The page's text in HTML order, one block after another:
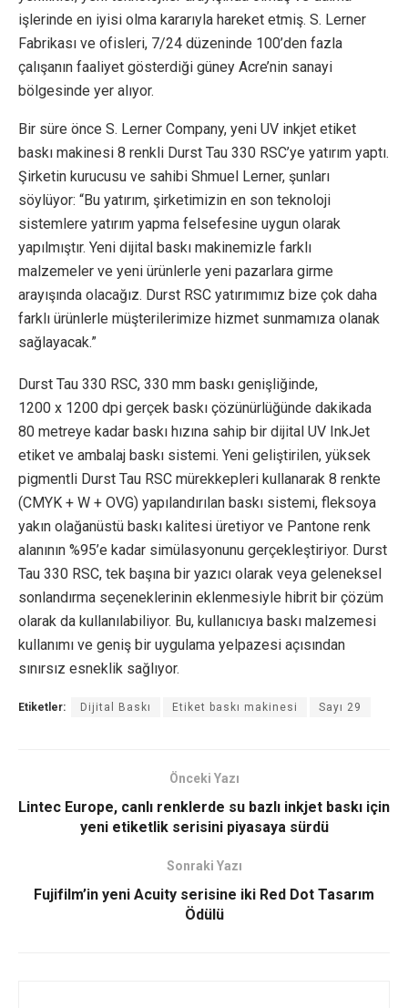
işlerinde en iyisi olma kararıyla hareket etmiş. S. Lerner
Fabrikası ve ofisleri, 7/24 düzeninde 100’den fazla
çalışanın faaliyet gösterdiği güney Acre’nin sanayi
bölgesinde yer alıyor.
Bir süre önce S. Lerner Company, yeni UV inkjet etiket
baskı makinesi 8 renkli Durst Tau 330 RSC’ye yatırım yaptı.
Şirketin kurucusu ve sahibi Shmuel Lerner, şunları
söylüyor: “Bu yatırım, şirketimizin en son teknoloji
sistemlere yatırım yapma felsefesine uygun olarak
yapılmıştır. Yeni dijital baskı makinemizle farklı
malzemeler ve yeni ürünlerle yeni pazarlara girme
arayışında olacağız. Durst RSC yatırımımız bize çok daha
farklı ürünlerle müşterilerimize hizmet sunmamıza olanak
sağlayacak.”
Durst Tau 330 RSC, 330 mm baskı genişliğinde,
1200 x 1200 dpi gerçek baskı çözünürlüğünde dakikada
80 metreye kadar baskı hızına sahip bir dijital UV InkJet
etiket ve ambalaj baskı sistemi. Yeni geliştirilen, yüksek
pigmentli Durst Tau RSC mürekkepleri kullanarak 8 renkte
(CMYK + W + OVG) yapılandırılan baskı sistemi, fleksoya
yakın olağanüstü baskı kalitesi üretiyor ve Pantone renk
alanının %95’e kadar simülasyonunu gerçekleştiriyor. Durst
Tau 330 RSC, tek başına bir yazıcı olarak veya geleneksel
sonlandırma seçeneklerinin eklenmesiyle hibrit bir çözüm
olarak da kullanılabiliyor. Bu, kullanıcıya baskı malzemesi
kullanımı ve geniş bir uygulama yelpazesi açısından
sınırsız esneklik sağlıyor.
Etiketler: Dijital Baskı Etiket baskı makinesi Sayı 29
Önceki Yazı
Lintec Europe, canlı renklerde su bazlı inkjet baskı için
yeni etiketlik serisini piyasaya sürdü
Sonraki Yazı
Fujifilm’in yeni Acuity serisine iki Red Dot Tasarım
Ödülü